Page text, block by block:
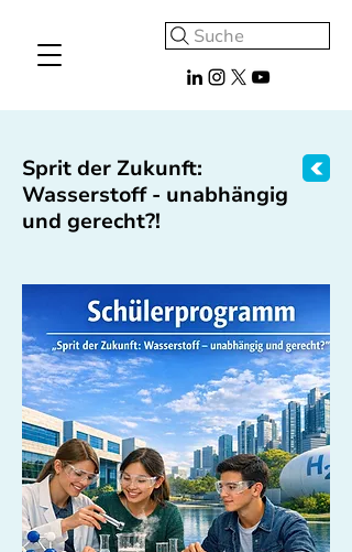
Suche
Sprit der Zukunft:
Wasserstoff - unabhängig
und gerecht?!